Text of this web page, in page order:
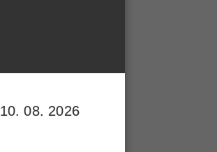
10. 08. 2026